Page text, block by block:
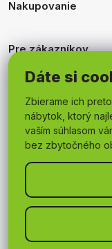
Dáte si
Zbierame ich
nábytok, ktorý
vaším súhlasom
bez zbytočného
Nakupovanie
Pre zákazníkov